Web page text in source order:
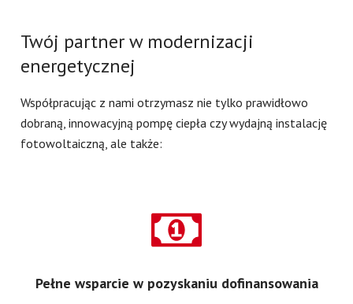
Twój partner w modernizacji
energetycznej
Współpracując z nami otrzymasz nie tylko prawidłowo
dobraną, innowacyjną pompę ciepła czy wydajną instalację
fotowoltaiczną, ale także:
Pełne wsparcie w pozyskaniu dofinansowania